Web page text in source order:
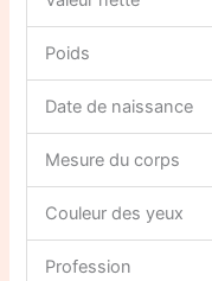
Poids
Date de naissance
Mesure du corps
Couleur des yeux
Profession